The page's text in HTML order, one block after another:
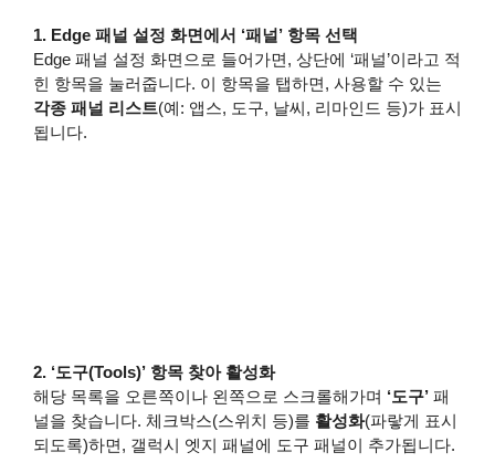
1. Edge 패널 설정 화면에서 ‘패널’ 항목 선택
Edge 패널 설정 화면으로 들어가면, 상단에 ‘패널’이라고 적
힌 항목을 눌러줍니다. 이 항목을 탭하면, 사용할 수 있는
각종 패널 리스트(예: 앱스, 도구, 날씨, 리마인드 등)가 표시
됩니다.
2. ‘도구(Tools)’ 항목 찾아 활성화
해당 목록을 오른쪽이나 왼쪽으로 스크롤해가며 ‘도구’ 패
널을 찾습니다. 체크박스(스위치 등)를 활성화(파랗게 표시
되도록)하면, 갤럭시 엣지 패널에 도구 패널이 추가됩니다.